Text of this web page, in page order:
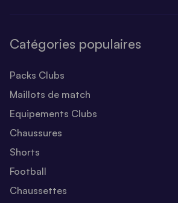
Catégories populaires
Packs Clubs
Maillots de match
Equipements Clubs
Chaussures
Shorts
Football
Chaussettes